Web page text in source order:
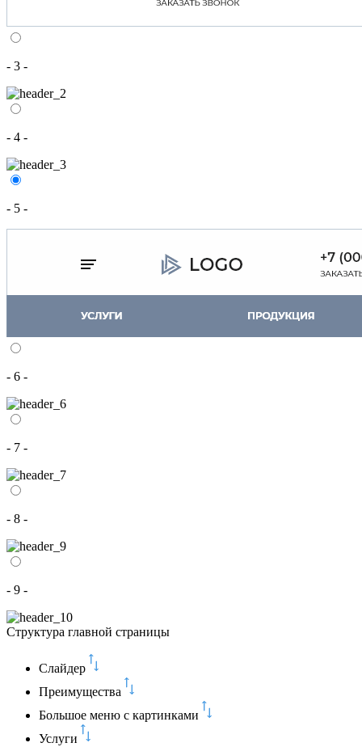
- 3 -
- 4 -
- 5 -
- 6 -
- 7 -
- 8 -
- 9 -
Структура главной страницы
Слайдер
Преимущества
Большое меню с картинками
Услуги